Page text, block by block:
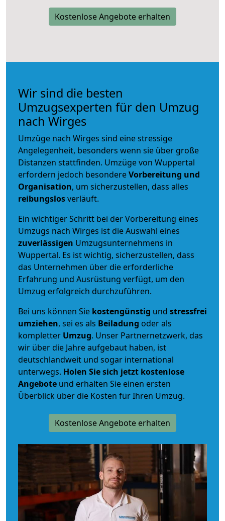
Kostenlose Angebote erhalten
Wir sind die besten
Umzugsexperten für den Umzug
nach Wirges
Umzüge nach Wirges sind eine stressige
Angelegenheit, besonders wenn sie über große
Distanzen stattfinden. Umzüge von Wuppertal
erfordern jedoch besondereVorbereitung und
Organisation, um sicherzustellen, dass alles
reibungslosverläuft.
Ein wichtiger Schritt bei der Vorbereitung eines
Umzugs nach Wirges ist die Auswahl eines
zuverlässigen Umzugsunternehmens in
Wuppertal. Es ist wichtig, sicherzustellen, dass
das Unternehmen über die erforderliche
Erfahrung und Ausrüstung verfügt, um den
Umzug erfolgreich durchzuführen.
Bei uns können Sie kostengünstig und stressfrei
umziehen, sei es als Beiladung oder als
kompletter Umzug. Unser Partnernetzwerk, das
wir über die Jahre aufgebaut haben, ist
deutschlandweit und sogar international
unterwegs. Holen Sie sich jetzt kostenlose
Angebote und erhalten Sie einen ersten
Überblick über die Kosten für Ihren Umzug.
Kostenlose Angebote erhalten